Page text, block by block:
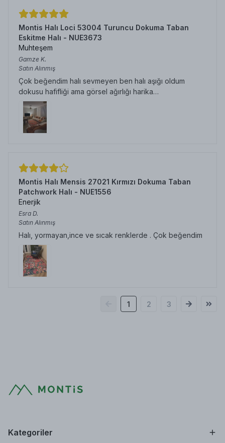
Montis Halı Loci 53004 Turuncu Dokuma Taban
Eskitme Halı - NUE3673
Muhteşem
Gamze K.
Satın Alınmış
Çok beğendim halı sevmeyen ben halı aşığı oldum
dokusu hafifliği ama görsel ağırlığı harika…
Montis Halı Mensis 27021 Kırmızı Dokuma Taban
Patchwork Halı - NUE1556
Enerjik
Esra D.
Satın Alınmış
Halı, yormayan,ince ve sıcak renklerde . Çok beğendim
1 2 3
Kategoriler